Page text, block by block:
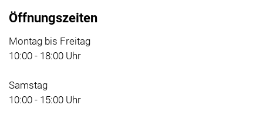
Öffnungszeiten
Montag bis Freitag
10:00 - 18:00 Uhr
Samstag
10:00 - 15:00 Uhr